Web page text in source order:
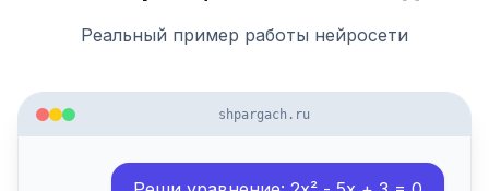
Реальный пример работы нейросети
shpargach.ru